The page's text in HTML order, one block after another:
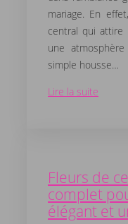
mariage. En
central qui attire
une
simple housse…
Lire la suite
Fleurs de
complet
élégant et